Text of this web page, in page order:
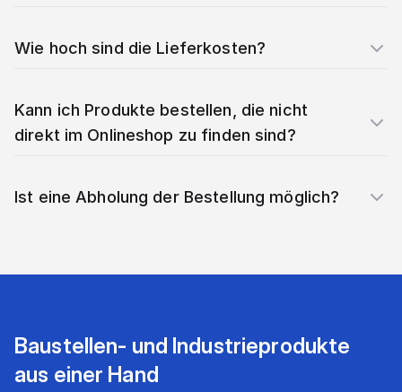
Wie hoch sind die Lieferkosten?
Kann ich Produkte bestellen, die nicht
direkt im Onlineshop zu finden sind?
Ist eine Abholung der Bestellung möglich?
Baustellen- und Industrieprodukte
aus einer Hand